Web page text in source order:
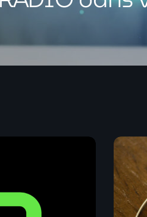
une nouvelle dimension de la